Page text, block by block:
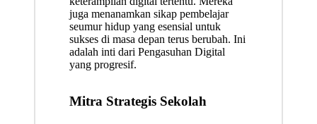
juga menanamkan sikap pembelajar
seumur hidup yang esensial untuk
sukses di masa depan terus berubah. Ini
adalah inti dari Pengasuhan Digital
yang progresif.
Mitra Strategis Sekolah